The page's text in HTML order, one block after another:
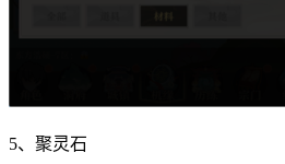
5、聚灵石